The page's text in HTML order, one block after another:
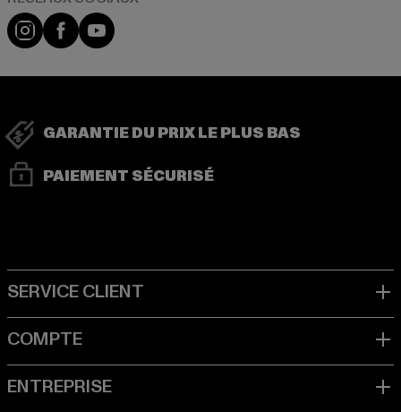
Visit our Instagram page:
Visit our Facebook page:
Visit our YouTube channel:
GARANTIE DU PRIX LE PLUS BAS
PAIEMENT SÉCURISÉ